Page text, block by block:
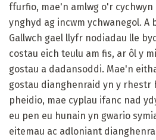
ffurfio, mae'n amlwg o'r cychwyn
ynghyd ag incwm ychwanegol. A
Gallwch gael llyfr nodiadau lle
costau eich teulu am fis, ar ôl y
gostau a dadansoddi. Mae'n
gostau dianghenraid yn y rhestr
pheidio, mae cyplau ifanc nad
eu pen eu hunain yn gwario
eitemau ac adloniant